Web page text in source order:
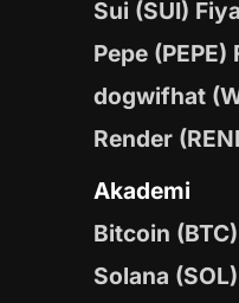
Sui (SUI)
Pepe (PEPE)
dogwifhat
Render
Akademi
Bitcoin
Solana